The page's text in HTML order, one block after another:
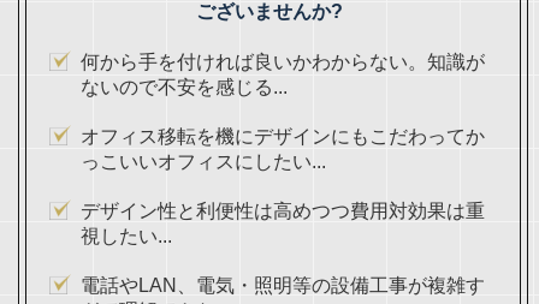
ございませんか?
何から手を付ければ良いかわからない。知識が
ないので不安を感じる...
オフィス移転を機にデザインにもこだわってか
っこいいオフィスにしたい...
デザイン性と利便性は高めつつ費用対効果は重
視したい...
電話やLAN、電気・照明等の設備工事が複雑す